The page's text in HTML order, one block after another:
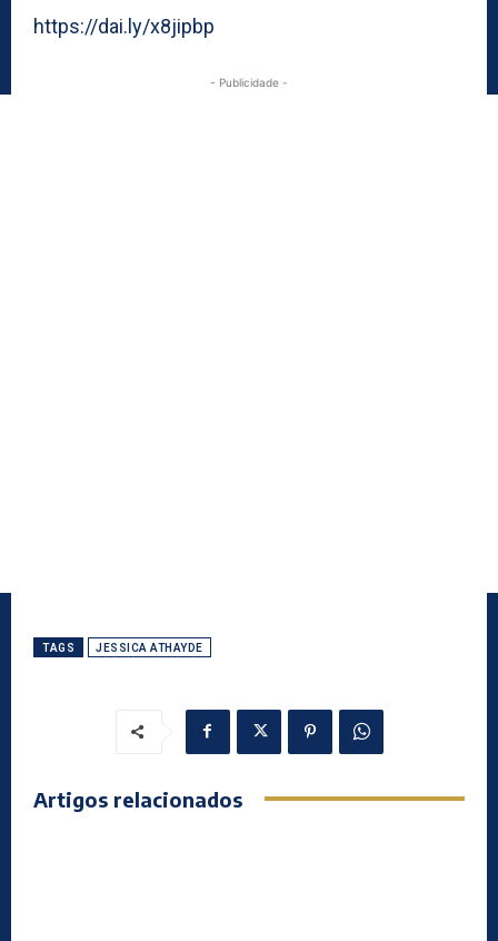
https://dai.ly/x8jipbp
- Publicidade -
TAGS JESSICA ATHAYDE
Artigos relacionados